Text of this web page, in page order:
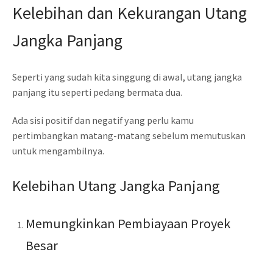
Kelebihan dan Kekurangan Utang
Jangka Panjang
Seperti yang sudah kita singgung di awal, utang jangka
panjang itu seperti pedang bermata dua.
Ada sisi positif dan negatif yang perlu kamu
pertimbangkan matang-matang sebelum memutuskan
untuk mengambilnya.
Kelebihan Utang Jangka Panjang
Memungkinkan Pembiayaan Proyek
Besar